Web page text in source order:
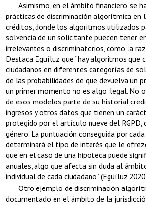
Asimismo, en el ámbito financiero, se
prácticas de discriminación algorítmica en
créditos, donde los algoritmos utilizados
solvencia de un solicitante pueden tener
irrelevantes o discriminatorios, como la
Destaca Eguíluz que “hay algoritmos que
ciudadanos en diferentes categorías de
de las probabilidades de que devuelva un
un primer momento no es algo ilegal. No
de esos modelos parte de su historial
ingresos y otros datos que tienen un
protegido por el artículo nueve del RGPD,
género. La puntuación conseguida por
determinará el tipo de interés que le
que en el caso de una hipoteca puede
anuales, algo que afecta sin duda al
individual de cada ciudadano” (Eguíluz
Otro ejemplo de discriminación
documentado en el ámbito de la